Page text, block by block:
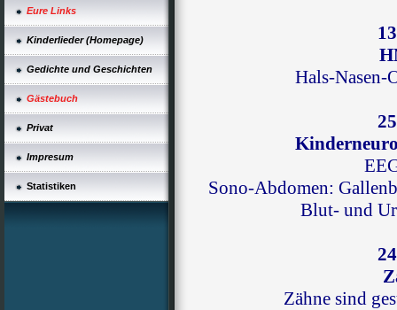
Eure Links
Kinderlieder (Homepage)
Gedichte und Geschichten
Gästebuch
Privat
Impresum
Statistiken
Hals-Nasen-
Sono-Abdomen:
Blut- und
Zähne sind